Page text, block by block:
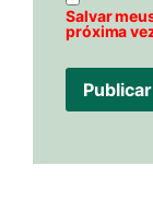
Salvar
próxima